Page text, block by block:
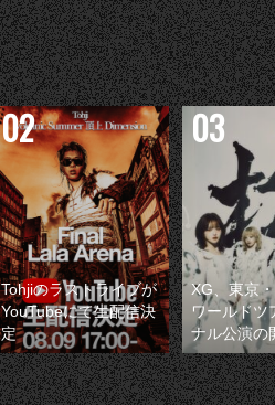
Tohjiのラストライブが
YouTubeにて生配信決
定
XG、東京
ワールドツ
ナル公演の